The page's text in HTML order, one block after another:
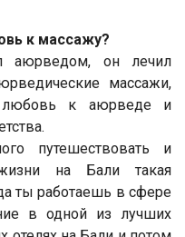
к массажу?
он лечил
массажи,
к аюрведе и
путешествовать и
на Бали такая
ты работаешь в сфере
в одной из лучших